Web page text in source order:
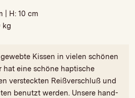
| H:10 cm
kg
Kissen in vielen schönen
hat eine schöne haptische
versteckten Reißverschluß und
benutzt werden. Unsere hand-